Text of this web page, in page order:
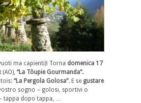
ma capienti)! Torna domenica 17
(AO), “La Tòupie Gourmanda”.
“La Pergola Golosa”. E se gustare
sogno – golosi, sportivi o
tappa dopo tappa, …